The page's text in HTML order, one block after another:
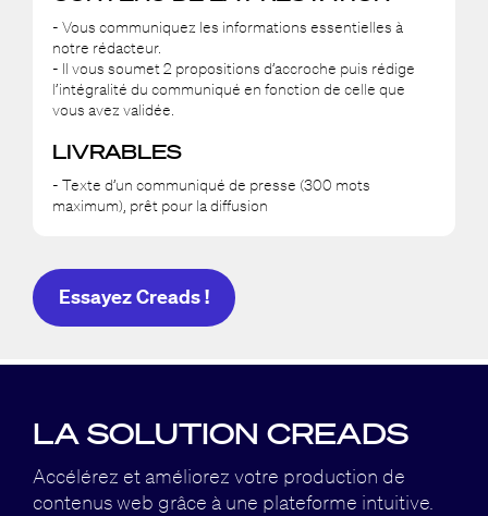
- Vous communiquez les informations essentielles à
notre rédacteur.
- Il vous soumet 2 propositions d’accroche puis rédige
l’intégralité du communiqué en fonction de celle que
vous avez validée.
LIVRABLES
- Texte d’un communiqué de presse (300 mots
maximum), prêt pour la diffusion
Essayez Creads !
LA SOLUTION CREADS
Accélérez et améliorez votre production de
contenus web grâce à une plateforme intuitive.